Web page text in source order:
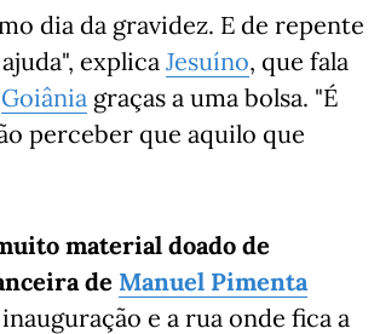
dia da gravidez. E de repente
explica Jesuíno, que fala
Goiânia graças a uma bolsa. "É
perceber que aquilo que
material doado de
de Manuel Pimenta
e a rua onde fica a